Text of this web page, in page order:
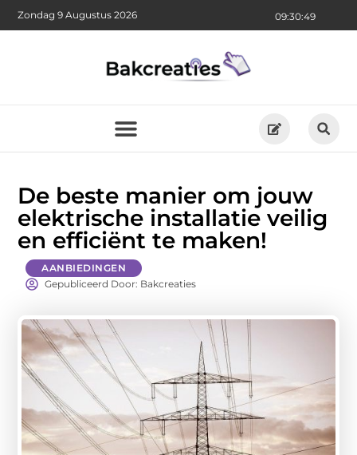
09:30:51
Zondag 9 Augustus 2026
De beste manier om jouw
elektrische installatie veilig
en efficiënt te maken!
AANBIEDINGEN
Gepubliceerd Door: Bakcreaties